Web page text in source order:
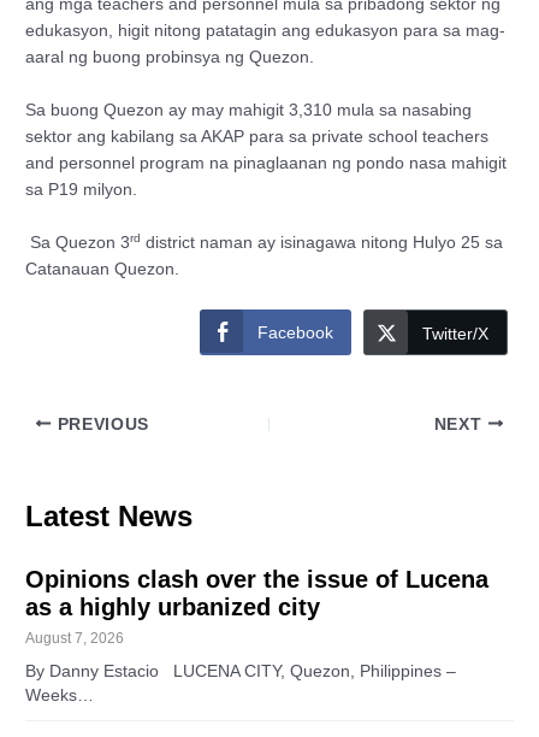
ang mga teachers and personnel mula sa pribadong sektor ng
edukasyon, higit nitong patatagin ang edukasyon para sa mag-
aaral ng buong probinsya ng Quezon.
Sa buong Quezon ay may mahigit 3,310 mula sa nasabing
sektor ang kabilang sa AKAP para sa private school teachers
and personnel program na pinaglaanan ng pondo nasa mahigit
sa P19 milyon.
Sa Quezon 3rd district naman ay isinagawa nitong Hulyo 25 sa
Catanauan Quezon.
Facebook Twitter/X
PREVIOUS NEXT
Latest News
Opinions clash over the issue of Lucena
as a highly urbanized city
August 7, 2026
By Danny Estacio LUCENA CITY, Quezon, Philippines –
Weeks…